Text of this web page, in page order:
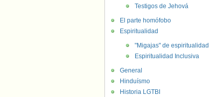
Testigos de Jehová
El parte homófobo
Espiritualidad
"Migajas" de espiritualidad
Espiritualidad Inclusiva
General
Hinduísmo
Historia LGTBI